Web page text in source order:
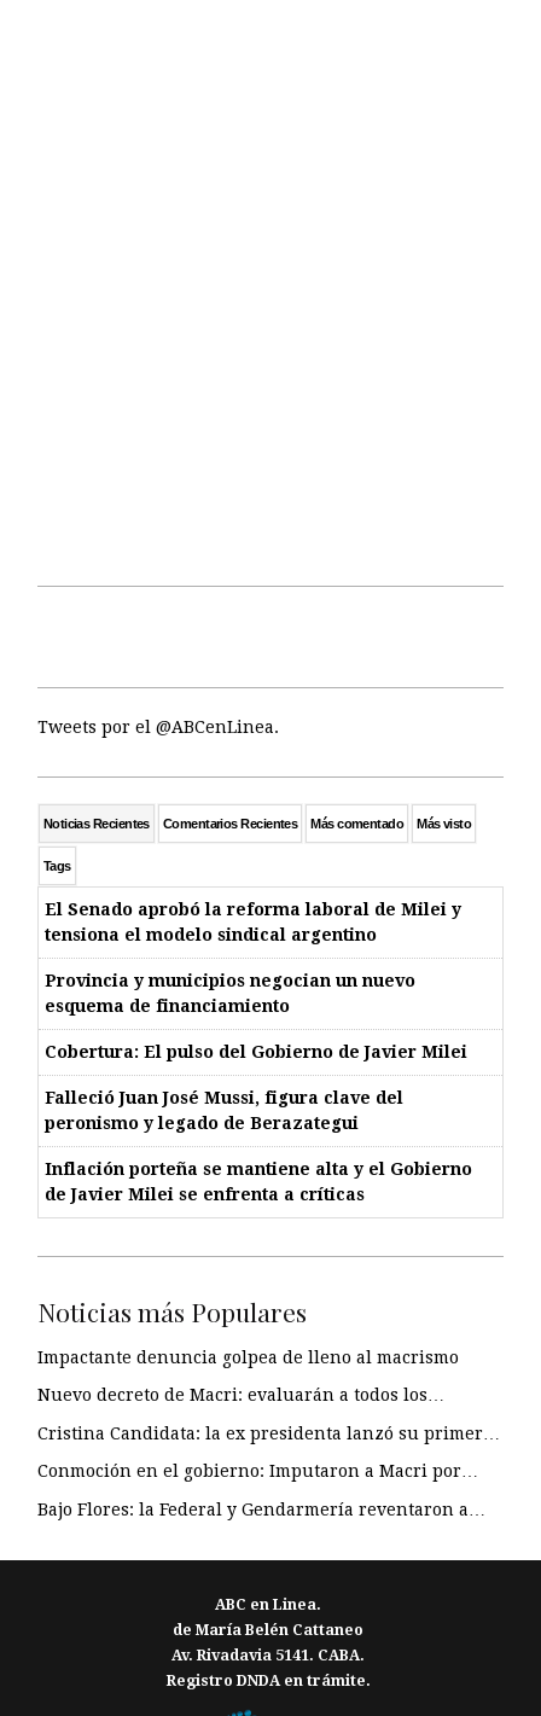
Tweets por el @ABCenLinea.
Noticias Recientes Comentarios Recientes Más comentado Más visto
Tags
El Senado aprobó la reforma laboral de Milei y
tensiona el modelo sindical argentino
Provincia y municipios negocian un nuevo
esquema de financiamiento
Cobertura: El pulso del Gobierno de Javier Milei
Falleció Juan José Mussi, figura clave del
peronismo y legado de Berazategui
Inflación porteña se mantiene alta y el Gobierno
de Javier Milei se enfrenta a críticas
Noticias más Populares
Impactante denuncia golpea de lleno al macrismo
Nuevo decreto de Macri: evaluarán a todos los…
Cristina Candidata: la ex presidenta lanzó su primer…
Conmoción en el gobierno: Imputaron a Macri por…
Bajo Flores: la Federal y Gendarmería reventaron a…
ABC en Linea.
de María Belén Cattaneo
Av. Rivadavia 5141. CABA.
Registro DNDA en trámite.